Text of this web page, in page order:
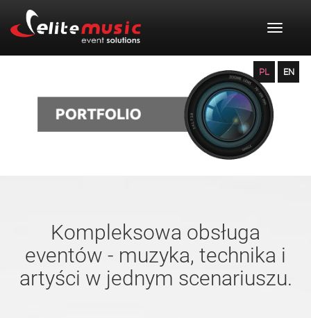
Toggle
PL EN
Kompleksowa obsługa
eventów - muzyka, technika i
artyści w jednym scenariuszu.